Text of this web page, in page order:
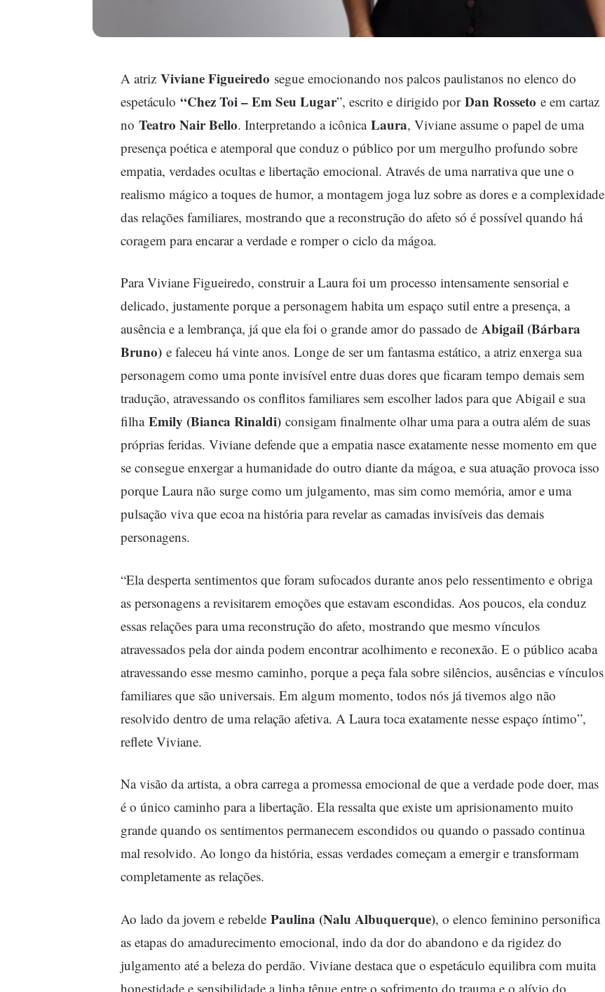
A atriz Viviane Figueiredo segue emocionando nos palcos paulistanos no elenco do
espetáculo “Chez Toi – Em Seu Lugar”, escrito e dirigido porDan Rosseto e em cartaz
no Teatro Nair Bello. Interpretando a icônica Laura, Viviane assume o papel de uma
presença poética e atemporal que conduz o público por um mergulho profundo sobre
empatia, verdades ocultas e libertação emocional. Através de uma narrativa que une o
realismo mágico a toques de humor, a montagem joga luz sobre as dores e a complexidade
das relações familiares, mostrando que a reconstrução do afeto só é possível quando há
coragem para encarar a verdade e romper o ciclo da mágoa.
Para Viviane Figueiredo, construir a Laura foi um processo intensamente sensorial e
delicado, justamente porque a personagem habita um espaço sutil entre a presença, a
ausência e a lembrança, já que ela foi o grande amor do passado de Abigail (Bárbara
Bruno) e faleceu há vinte anos. Longe de ser um fantasma estático, a atriz enxerga sua
personagem como uma ponte invisível entre duas dores que ficaram tempo demais sem
tradução, atravessando os conflitos familiares sem escolher lados para que Abigail e sua
filhaEmily (Bianca Rinaldi) consigam finalmente olhar uma para a outra além de suas
próprias feridas. Viviane defende que a empatia nasce exatamente nesse momento em que
se consegue enxergar a humanidade do outro diante da mágoa, e sua atuação provoca isso
porque Laura não surge como um julgamento, mas sim como memória, amor e uma
pulsação viva que ecoa na história para revelar as camadas invisíveis das demais
personagens.
“Ela desperta sentimentos que foram sufocados durante anos pelo ressentimento e obriga
as personagens a revisitarem emoções que estavam escondidas. Aos poucos, ela conduz
essas relações para uma reconstrução do afeto, mostrando que mesmo vínculos
atravessados pela dor ainda podem encontrar acolhimento e reconexão. E o público acaba
atravessando esse mesmo caminho, porque a peça fala sobre silêncios, ausências e vínculos
familiares que são universais. Em algum momento, todos nós já tivemos algo não
resolvido dentro de uma relação afetiva. A Laura toca exatamente nesse espaço íntimo”,
reflete Viviane.
Na visão da artista, a obra carrega a promessa emocional de que a verdade pode doer, mas
é o único caminho para a libertação. Ela ressalta que existe um aprisionamento muito
grande quando os sentimentos permanecem escondidos ou quando o passado continua
mal resolvido. Ao longo da história, essas verdades começam a emergir e transformam
completamente as relações.
Ao lado da jovem e rebelde Paulina (Nalu Albuquerque), o elenco feminino personifica
as etapas do amadurecimento emocional, indo da dor do abandono e da rigidez do
julgamento até a beleza do perdão. Viviane destaca que o espetáculo equilibra com muita
honestidade e sensibilidade a linha tênue entre o sofrimento do trauma e o alívio do